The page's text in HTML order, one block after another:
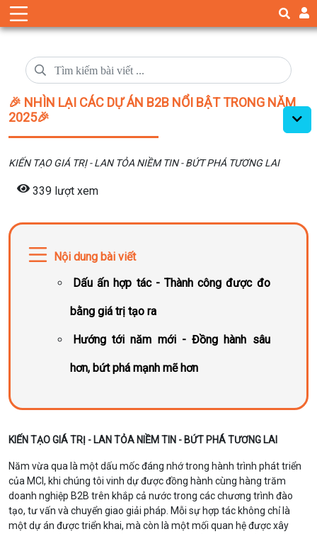
🎉 NHÌN LẠI CÁC DỰ ÁN B2B NỔI BẬT TRONG NĂM
2025🎉
KIẾN TẠO GIÁ TRỊ - LAN TỎA NIỀM TIN - BỨT PHÁ TƯƠNG LAI
339 lượt xem
Nội dung bài viết
Dấu ấn hợp tác - Thành công được đo
bằng giá trị tạo ra
Hướng tới năm mới - Đồng hành sâu
hơn, bứt phá mạnh mẽ hơn
KIẾN TẠO GIÁ TRỊ - LAN TỎA NIỀM TIN - BỨT PHÁ TƯƠNG LAI
Năm vừa qua là một dấu mốc đáng nhớ trong hành trình phát triển
của MCI, khi chúng tôi vinh dự được đồng hành cùng hàng trăm
doanh nghiệp B2B trên khắp cả nước trong các chương trình đào
tạo, tư vấn và chuyển giao giải pháp. Mỗi sự hợp tác không chỉ là
một dự án được triển khai, mà còn là một mối quan hệ được xây